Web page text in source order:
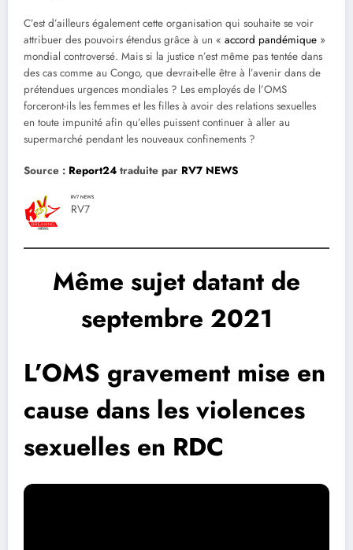
C’est d’ailleurs également cette organisation qui souhaite se voir
attribuer des pouvoirs étendus grâce à un « accord pandémique »
mondial controversé. Mais si la justice n’est même pas tentée dans
des cas comme au Congo, que devrait-elle être à l’avenir dans de
prétendues urgences mondiales ? Les employés de l’OMS
forceront-ils les femmes et les filles à avoir des relations sexuelles
en toute impunité afin qu’elles puissent continuer à aller au
supermarché pendant les nouveaux confinements ?
Source : Report24 traduite par RV7 NEWS
RV7 NEWS
RV7
Même sujet datant de
septembre 2021
L’OMS gravement mise en
cause dans les violences
sexuelles en RDC